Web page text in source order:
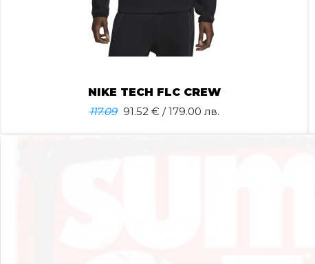
NIKE TECH FLC CREW
117.09 91.52€ / 179.00 лв.